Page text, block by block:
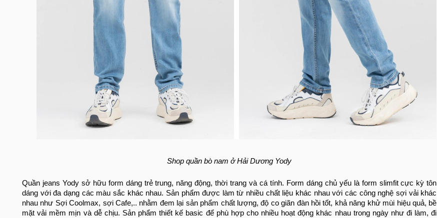
Shop quần bò nam ở Hải Dương Yody
Quần jeans Yody sở hữu form dáng trẻ trung, năng động, thời trang và cá tính. Form dáng chủ yếu là form slimfit cực kỳ tôn
dáng với đa dạng các màu sắc khác nhau. Sản phẩm được làm từ nhiều chất liệu khác nhau với các công nghệ sợi vải khác
nhau như Sợi Coolmax, sợi Cafe,.. nhằm đem lại sản phẩm chất lượng, độ co giãn đàn hồi tốt, khả năng khử mùi hiệu quả, bề
mặt vải mềm mịn và dễ chịu. Sản phẩm thiết kế basic để phù hợp cho nhiều hoạt động khác nhau trong ngày như đi làm, đi